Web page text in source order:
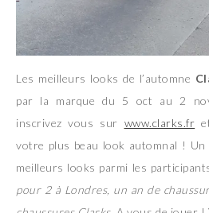
Les meilleurs looks de l’automne
par la marque du 5 oct au 2
inscrivez vous sur www.clarks.fr
votre plus beau look automnal !
meilleurs looks parmi les
pour 2 à Londres, un an de